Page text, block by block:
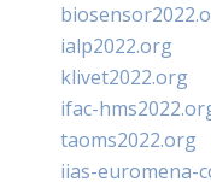
ialp2022.org
klivet2022.org
ifac-
taoms2022.org
iias-euromena-